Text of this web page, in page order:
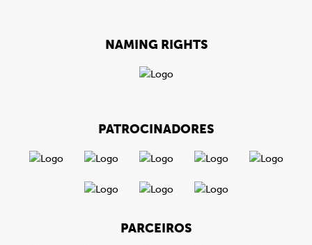
NAMING RIGHTS
PATROCINADORES
PARCEIROS